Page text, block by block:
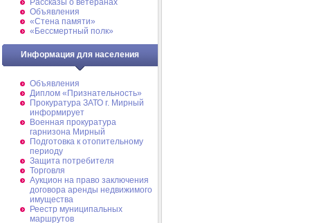
Рассказы о ветеранах
Объявления
«Стена памяти»
«Бессмертный полк»
Информация для населения
Объявления
Диплом «Признательность»
Прокуратура ЗАТО г. Мирный
информирует
Военная прокуратура
гарнизона Мирный
Подготовка к отопительному
периоду
Защита потребителя
Торговля
Аукцион на право заключения
договора аренды недвижимого
имущества
Реестр муниципальных
маршрутов